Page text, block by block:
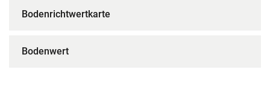
Bodenrichtwertkarte
Bodenwert